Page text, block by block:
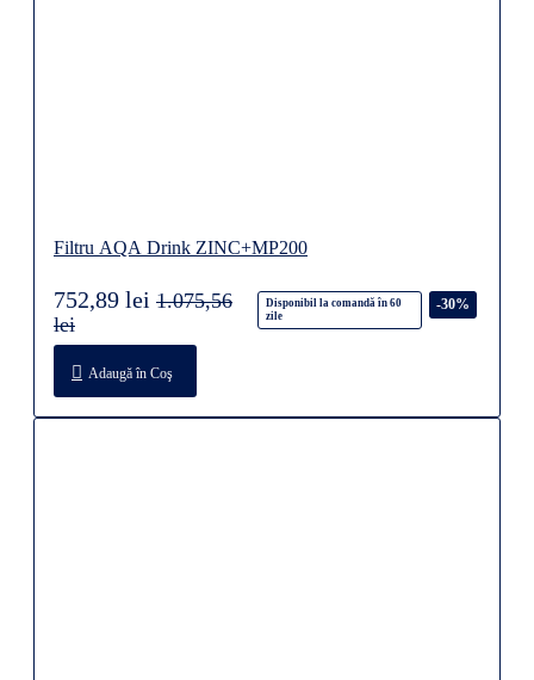
Filtru AQA Drink ZINC+MP200
Disponibil la comandă în 60
zile
-30%
752,89 lei 1.075,56
lei
Adaugă în Coş